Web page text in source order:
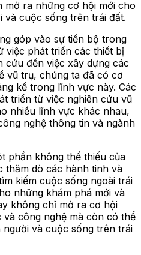
mở ra những cơ hội mới cho
và cuộc sống trên trái đất.
góp vào sự tiến bộ trong
việc phát triển các thiết bị
cứu đến việc xây dựng các
vũ trụ, chúng ta đã có cơ
kể trong lĩnh vực này. Các
triển từ việc nghiên cứu vũ
nhiều lĩnh vực khác nhau,
nghệ thông tin và ngành
phần không thể thiếu của
thăm dò các hành tinh và
kiếm cuộc sống ngoài trái
những khám phá mới và
không chỉ mở ra cơ hội
công nghệ mà còn có thể
và cuộc sống trên trái